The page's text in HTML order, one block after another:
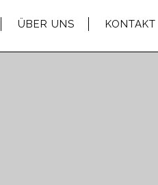
ÜBER UNS KONTAKT